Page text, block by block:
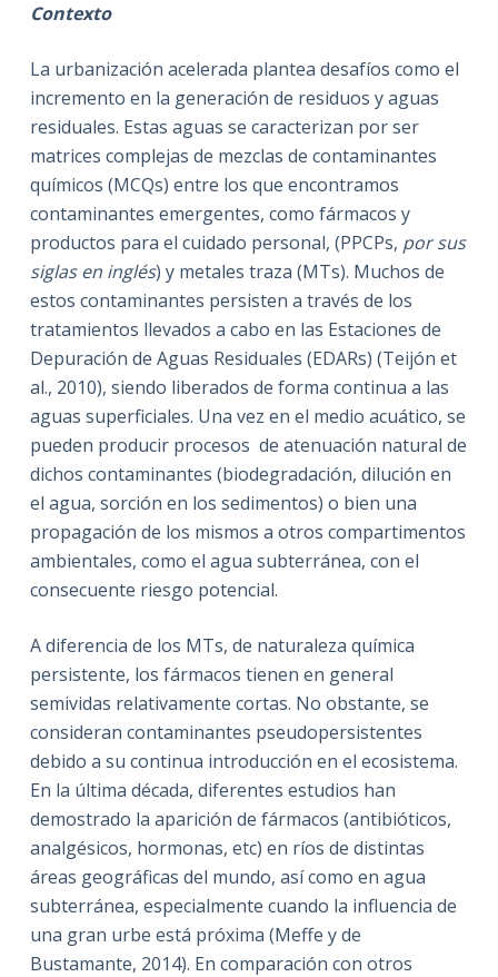
Contexto
La urbanización acelerada plantea desafíos como el
incremento en la generación de residuos y aguas
residuales. Estas aguas se caracterizan por ser
matrices complejas de mezclas de contaminantes
químicos (MCQs) entre los que encontramos
contaminantes emergentes, como fármacos y
productos para el cuidado personal, (PPCPs, por sus
siglas en inglés) y metales traza (MTs). Muchos de
estos contaminantes persisten a través de los
tratamientos llevados a cabo en las Estaciones de
Depuración de Aguas Residuales (EDARs) (Teijón et
al., 2010), siendo liberados de forma continua a las
aguas superficiales. Una vez en el medio acuático, se
pueden producir procesos de atenuación natural de
dichos contaminantes (biodegradación, dilución en
el agua, sorción en los sedimentos) o bien una
propagación de los mismos a otros compartimentos
ambientales, como el agua subterránea, con el
consecuente riesgo potencial.
A diferencia de los MTs, de naturaleza química
persistente, los fármacos tienen en general
semividas relativamente cortas. No obstante, se
consideran contaminantes pseudopersistentes
debido a su continua introducción en el ecosistema.
En la última década, diferentes estudios han
demostrado la aparición de fármacos (antibióticos,
analgésicos, hormonas, etc) en ríos de distintas
áreas geográficas del mundo, así como en agua
subterránea, especialmente cuando la influencia de
una gran urbe está próxima (Meffe y de
Bustamante, 2014). En comparación con otros